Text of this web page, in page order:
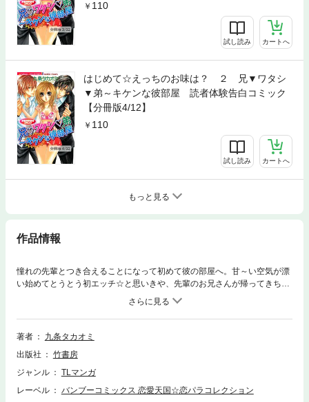
110
試し読み カートへ
はじめて☆えっちのお味は？ ２ 兄▼ワタシ
▼弟～キケンな彼部屋 読者体験告白コミック
【分冊版4/12】
110
試し読み カートへ
もっと見る
作品情報
憧れの先輩とつき合えることになって初めて彼の部屋へ。甘～い空気が漂
い始めてとうとう初エッチ☆と思いきや、先輩のお兄さんが帰ってきちゃ
って…!?兄×弟と禁断のトライアングルLOVE！同級生のカレとの青空屋上
H!!親には言えない家庭教師とのイケナイ個人授業☆私のカラダを虜にした
年上の超絶テク！再会した初恋の先生との純愛H。恥ずかしいけど感じち
ゃう野外H体験など、女のコたちの大胆でエッチな告白がぎゅっとつまっ
ンな彼部屋 読者体験告白コミック」を分冊したものです。
著者
九条タカオミ
出版社
竹書房
ジャンル
TLマンガ
レーベル
バンブーコミックス 恋愛天国☆恋パラコレクション